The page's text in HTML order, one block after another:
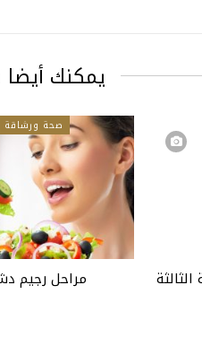
يمكنك أيضا
صحة ورشاقة
مراحل رجيم